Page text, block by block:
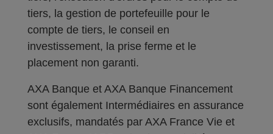
tiers, la gestion de portefeuille pour le
compte de tiers, le conseil en
investissement, la prise ferme et le
placement non garanti.
AXA Banque et AXA Banque Financement
sont également Intermédiaires en assurance
exclusifs, mandatés par AXA France Vie et